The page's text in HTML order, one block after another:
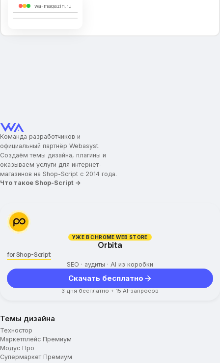
Слайдер изображений
Иконка/картинка для промо-блока
Заголовок для промо-блока
Текст для промо-блока
Ссылка для промо-блока
Отображение подкатегорий
Изображения для категорий
Разное
Аккордеон для страницы
Модальное окно
wa-magazin.ru
Команда разработчиков и
официальный партнёр Webasyst.
Создаём темы дизайна, плагины и
оказываем услуги для интернет-
магазинов на Shop-Script с 2014 года.
Что такое Shop-Script →
УЖЕ В CHROME WEB STORE
Orbita
for Shop-Script
SEO · аудиты · AI из коробки
Скачать бесплатно
3 дня бесплатно + 15 AI-запросов
Темы дизайна
Техностор
Маркетплейс Премиум
Модус Про
Супермаркет Премиум